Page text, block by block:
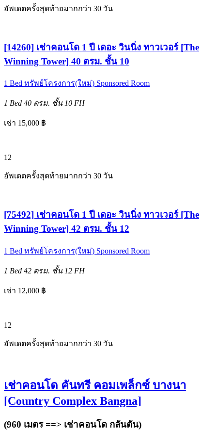
อัพเดตครั้งสุดท้ายมากกว่า 30 วัน
[14260] เช่าคอนโด 1 ปี เดอะ วินนิ่ง ทาวเวอร์ [The
Winning Tower] 40 ตรม. ชั้น 10
1 Bed ทรัพย์โครงการ(ใหม่) Sponsored Room
1 Bed 40 ตรม. ชั้น 10 FH
เช่า 15,000 ฿
12
อัพเดตครั้งสุดท้ายมากกว่า 30 วัน
[75492] เช่าคอนโด 1 ปี เดอะ วินนิ่ง ทาวเวอร์ [The
Winning Tower] 42 ตรม. ชั้น 12
1 Bed ทรัพย์โครงการ(ใหม่) Sponsored Room
1 Bed 42 ตรม. ชั้น 12 FH
เช่า 12,000 ฿
12
อัพเดตครั้งสุดท้ายมากกว่า 30 วัน
เช่าคอนโด คันทรี คอมเพล็กซ์ บางนา
[Country Complex Bangna]
(960 เมตร ==> เช่าคอนโด กลันตัน)